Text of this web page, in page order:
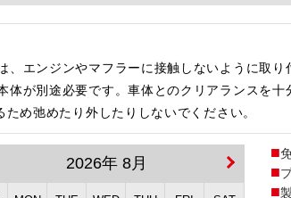
エンジンやマフラーに接触しないように取り
が別途必要です。車体とのクリアランスを十
め弛めたり外したりしないでください。
2026年 8月